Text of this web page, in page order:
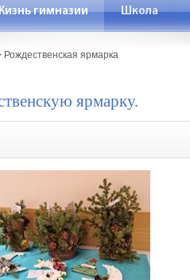
гимназии Школа
Рождественская ярмарка
ярмарку.